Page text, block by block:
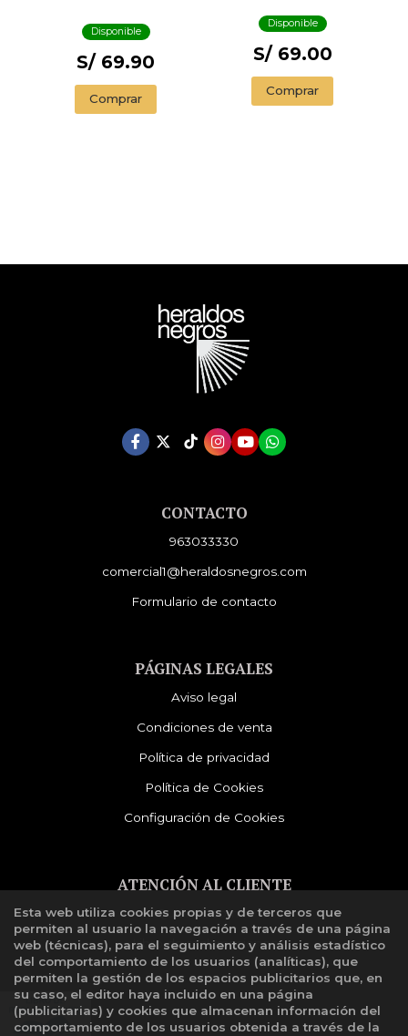
Disponible
S/ 69.90
Comprar
Disponible
S/ 69.00
Comprar
CONTACTO
963033330
comercial1@heraldosnegros.com
Formulario de contacto
PÁGINAS LEGALES
Aviso legal
Condiciones de venta
Política de privacidad
Política de Cookies
Configuración de Cookies
ATENCIÓN AL CLIENTE
Quiénes somos
Libro de reclamaciones
Esta web utiliza cookies propias y de terceros que
permiten al usuario la navegación a través de una página
web (técnicas), para el seguimiento y análisis estadístico
del comportamiento de los usuarios (analíticas), que
permiten la gestión de los espacios publicitarios que, en
su caso, el editor haya incluido en una página
(publicitarias) y cookies que almacenan información del
comportamiento de los usuarios obtenida a través de la